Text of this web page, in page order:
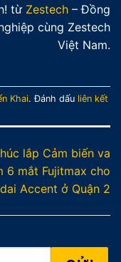
từ Zestech – Đồng
cùng Zestech
Việt Nam.
Khai. Đánh dấu liên kết
lắp Cảm biến va
6 mắt Fujitmax cho
Accent ở Quận 2